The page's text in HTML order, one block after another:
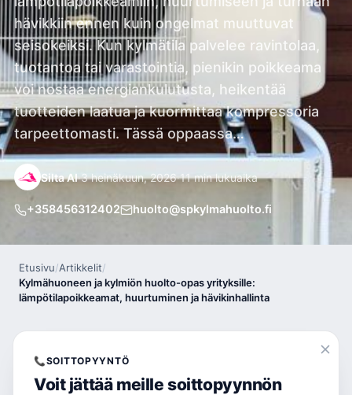
hävikkiin ennen kuin ongelmat muuttuvat
seisokeiksi. Kun kylmätila palvelee ravintolaa,
tuotantoa tai varastointia, pienikin poikkeama
voi nostaa energiankulutusta, heikentää
tuotteiden laatua ja kuormittaa kompressoria
tarpeettomasti. Tässä oppaassa…
Silta AI·3 heinäkuun, 2026·11 min lukuaika
+358456312402 huolto@spkylmahuolto.fi
Etusivu/Artikkelit/
Kylmähuoneen ja kylmiön huolto-opas yrityksille:
lämpötilapoikkeamat, huurtuminen ja hävikinhallinta
📞SOITTOPYYNTÖ
Voit jättää meille soittopyynnön